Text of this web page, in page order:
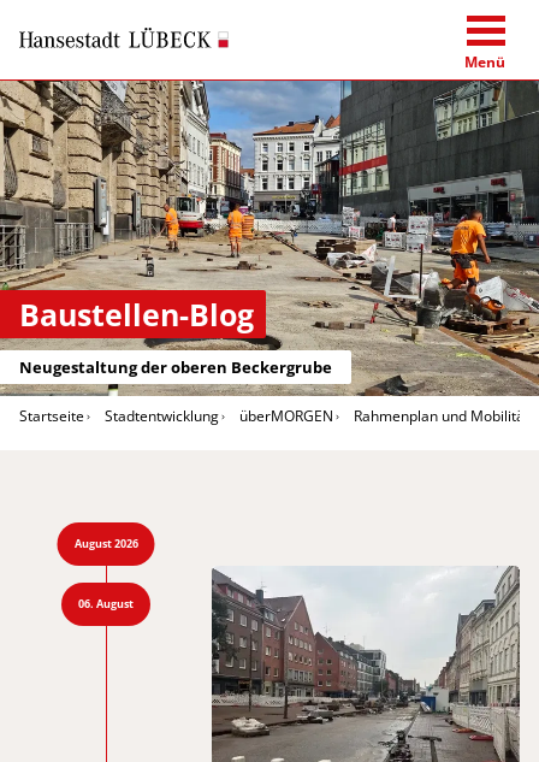
Menü
Baustellen-Blog
Neugestaltung der oberen Beckergrube
Startseite Stadtentwicklung überMORGEN Rahmenplan und
August 2026
06. August